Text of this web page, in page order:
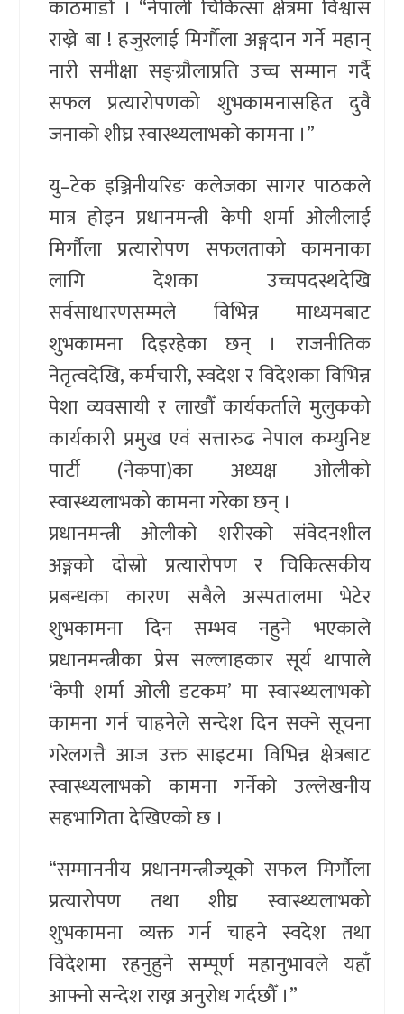
काठमाडौँ । “नेपाली चिकित्सा क्षेत्रमा विश्वास
राख्ने बा ! हजुरलाई मिर्गौला अङ्गदान गर्ने महान्
नारी समीक्षा सङ्ग्रौलाप्रति उच्च सम्मान गर्दै
सफल प्रत्यारोपणको शुभकामनासहित दुवै
जनाको शीघ्र स्वास्थ्यलाभको कामना ।”
यु–टेक इञ्जिनीयरिङ कलेजका सागर पाठकले
मात्र होइन प्रधानमन्त्री केपी शर्मा ओलीलाई
मिर्गौला प्रत्यारोपण सफलताको कामनाका
लागि देशका उच्चपदस्थदेखि
सर्वसाधारणसम्मले विभिन्न माध्यमबाट
शुभकामना दिइरहेका छन् । राजनीतिक
नेतृत्वदेखि, कर्मचारी, स्वदेश र विदेशका विभिन्न
पेशा व्यवसायी र लाखौँ कार्यकर्ताले मुलुकको
कार्यकारी प्रमुख एवं सत्तारुढ नेपाल कम्युनिष्ट
पार्टी (नेकपा)का अध्यक्ष ओलीको
स्वास्थ्यलाभको कामना गरेका छन् ।
प्रधानमन्त्री ओलीको शरीरको संवेदनशील
अङ्गको दोस्रो प्रत्यारोपण र चिकित्सकीय
प्रबन्धका कारण सबैले अस्पतालमा भेटेर
शुभकामना दिन सम्भव नहुने भएकाले
प्रधानमन्त्रीका प्रेस सल्लाहकार सूर्य थापाले
‘केपी शर्मा ओली डटकम’ मा स्वास्थ्यलाभको
कामना गर्न चाहनेले सन्देश दिन सक्ने सूचना
गरेलगत्तै आज उक्त साइटमा विभिन्न क्षेत्रबाट
स्वास्थ्यलाभको कामना गर्नेको उल्लेखनीय
सहभागिता देखिएको छ ।
“सम्माननीय प्रधानमन्त्रीज्यूको सफल मिर्गौला
प्रत्यारोपण तथा शीघ्र स्वास्थ्यलाभको
शुभकामना व्यक्त गर्न चाहने स्वदेश तथा
विदेशमा रहनुहुने सम्पूर्ण महानुभावले यहाँ
आफ्नो सन्देश राख्न अनुरोध गर्दछौँ ।”